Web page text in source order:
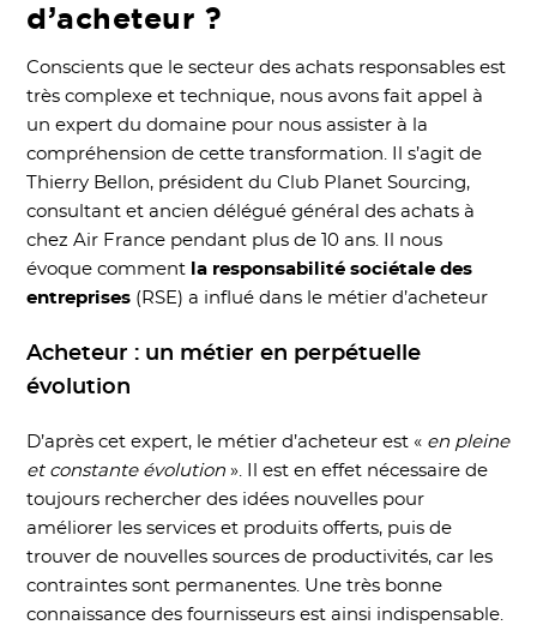
d’acheteur ?
Conscients que le secteur des achats responsables est
très complexe et technique, nous avons fait appel à
un expert du domaine pour nous assister à la
compréhension de cette transformation. Il s’agit de
Thierry Bellon, président du Club Planet Sourcing,
consultant et ancien délégué général des achats à
chez Air France pendant plus de 10 ans. Il nous
évoque comment la responsabilité sociétale des
entreprises (RSE) a influé dans le métier d’acheteur
​Acheteur : un métier en perpétuelle
évolution
D’après cet expert, le métier d’acheteur est « en pleine
et constante évolution ». Il est en effet nécessaire de
toujours rechercher des idées nouvelles pour
améliorer les services et produits offerts, puis de
trouver de nouvelles sources de productivités, car les
contraintes sont permanentes. Une très bonne
connaissance des fournisseurs est ainsi indispensable.